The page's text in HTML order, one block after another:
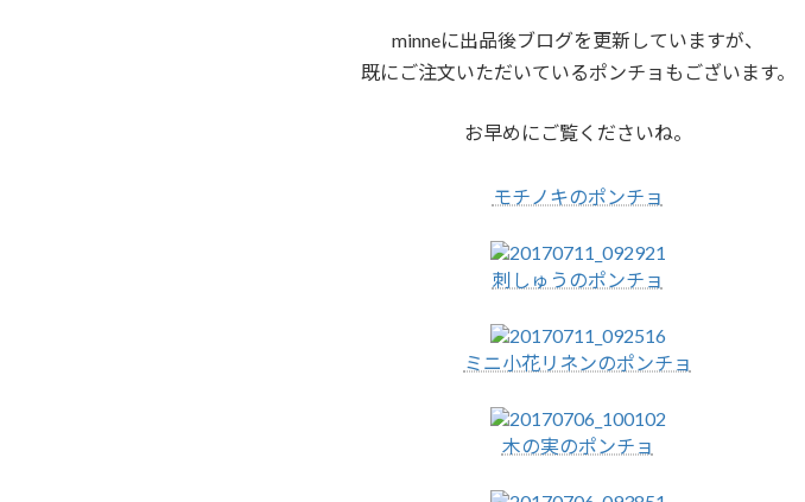
minneに出品後ブログを更新していますが、
既にご注文いただいているポンチョもございます。
お早めにご覧くださいね。
モチノキのポンチョ
刺しゅうのポンチョ
ミニ小花リネンのポンチョ
木の実のポンチョ